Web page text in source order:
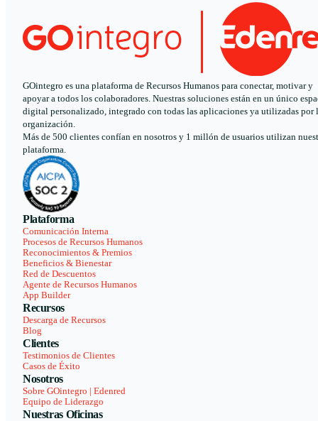
GOintegro es una plataforma de Recursos Humanos para conectar, motivar y
apoyar a todos los colaboradores. Nuestras soluciones están en un único
digital personalizado, integrado con todas las aplicaciones ya utilizadas por
organización.
Más de 500 clientes confían en nosotros y 1 millón de usuarios utilizan
plataforma.
Plataforma
Comunicación Interna
Procesos de Recursos Humanos
Reconocimientos & Premios
Beneficios & Bienestar
Red de Descuentos
Agente de Recursos Humanos
App Builder
Recursos
Descarga de Recursos
Blog
Clientes
Testimonios de Clientes
Casos de Éxito
Nosotros
Sobre GOintegro | Edenred
Equipo de Liderazgo
Nuestras Oficinas